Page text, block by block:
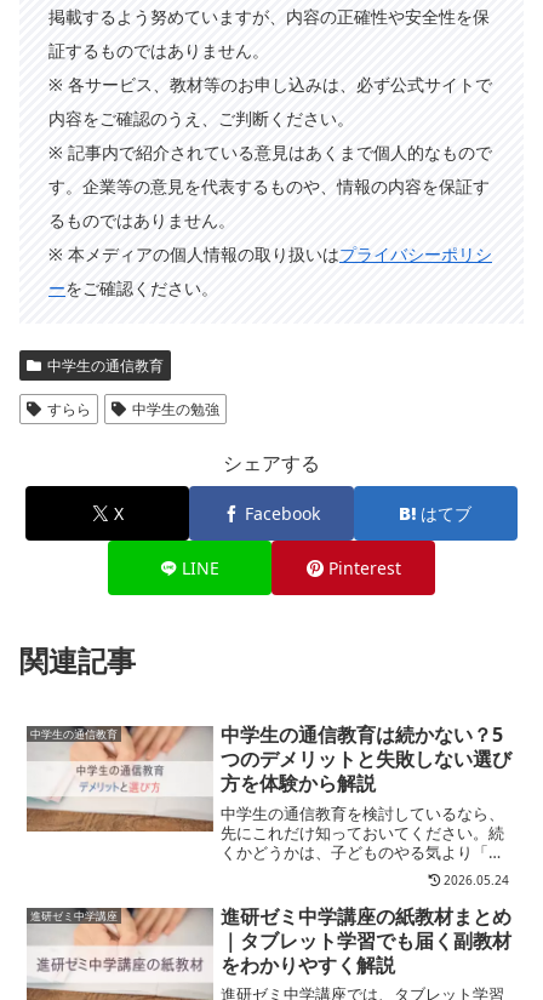
掲載するよう努めていますが、内容の正確性や安全性を保
証するものではありません。
※ 各サービス、教材等のお申し込みは、必ず公式サイトで
内容をご確認のうえ、ご判断ください。
※ 記事内で紹介されている意見はあくまで個人的なもので
す。企業等の意見を代表するものや、情報の内容を保証す
るものではありません。
※ 本メディアの個人情報の取り扱いはプライバシーポリシ
ーをご確認ください。
中学生の通信教育
すらら 中学生の勉強
シェアする
X Facebook はてブ
LINE Pinterest
関連記事
中学生の通信教育
中学生の通信教育は続かない？5
つのデメリットと失敗しない選び
方を体験から解説
中学生の通信教育を検討しているなら、
先にこれだけ知っておいてください。続
くかどうかは、子どものやる気より「教
材の仕組み」でほぼ決まります。仕組み
が整っていない教材を選ぶと、意志が強
い子でも続きません。逆に、仕組みが整
っていれば、自分から勉強...
2026.05.24
進研ゼミ中学講座
進研ゼミ中学講座の紙教材まとめ
｜タブレット学習でも届く副教材
をわかりやすく解説
進研ゼミ中学講座では、タブレット学習